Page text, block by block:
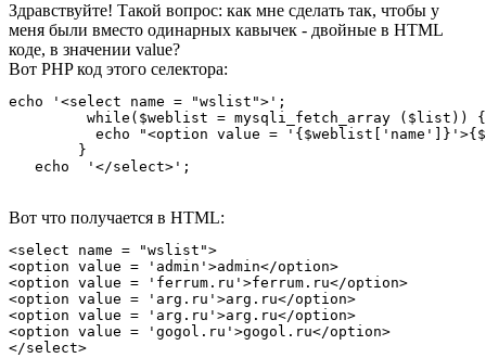
Здравствуйте! Такой вопрос: как мне сделать так, чтобы у
меня были вместо одинарных кавычек - двойные в HTML
коде, в значении value?
Вот PHP код этого селектора:
echo '<select name = "wslist">';
while($weblist = mysqli_fetch_array
echo "<option value =
        }
   echo  '</select>';
Вот что получается в HTML:
<select name = "wslist">
<option value = 'admin'>admin</option>
<option value = 'ferrum.ru'>ferrum.ru</option>
<option value = 'arg.ru'>arg.ru</option>
<option value = 'arg.ru'>arg.ru</option>
<option value = 'gogol.ru'>gogol.ru</option>
</select>